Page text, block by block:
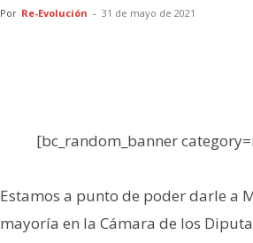
Por Re-Evolución - 31 de mayo de 2021
[bc_random_banner
Estamos a punto de poder darle a
mayoría en la Cámara de los